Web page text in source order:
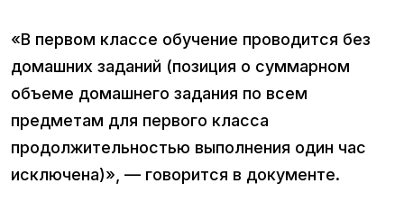
«В первом классе обучение проводится без
домашних заданий (позиция о суммарном
объеме домашнего задания по всем
предметам для первого класса
продолжительностью выполнения один час
исключена)», — говорится в документе.